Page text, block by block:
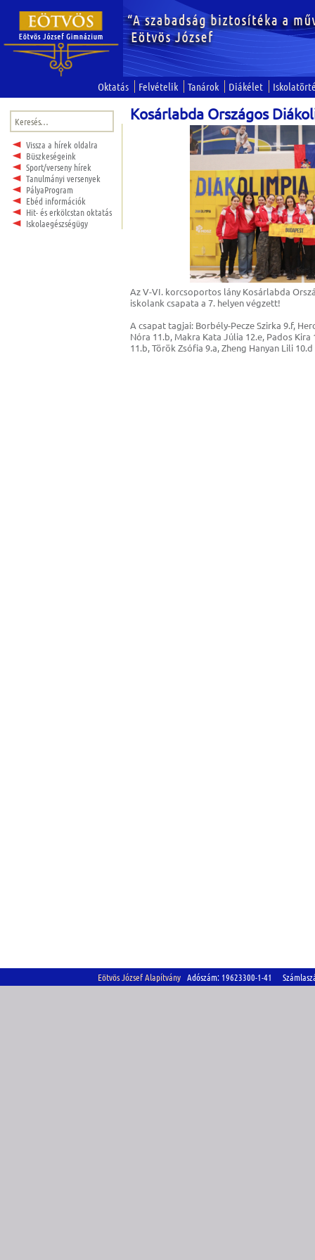
Oktatás Felvételik Tanárok Diákélet
Keresés:
Vissza a hírek oldalra
Büszkeségeink
Sport/verseny hírek
Tanulmányi versenyek
PályaProgram
Ebéd információk
Hit- és erkölcstan oktatás
Iskolaegészségügy
Kosárlabda Országos
Az V-VI. korcsoportos lány Kosárlabda
iskolank csapata a 7. helyen végzett!
A csapat tagjai: Borbély-Pecze Szirka 9.f,
Nóra 11.b, Makra Kata Júlia 12.e, Pados Kira
11.b, Török Zsófia 9.a, Zheng Hanyan Lili 10.d
Eötvös József Alapítvány Adószám: 19623300-1-41